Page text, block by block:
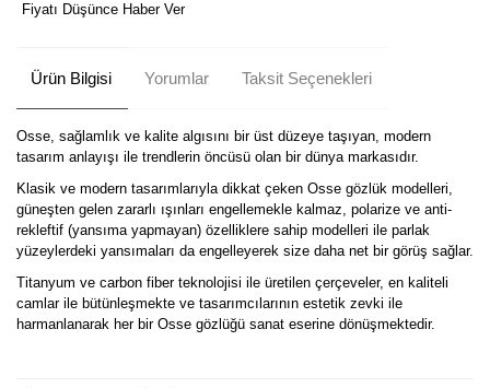
Fiyatı Düşünce Haber Ver
Ürün Bilgisi Yorumlar Taksit Seçenekleri
Osse, sağlamlık ve kalite algısını bir üst düzeye taşıyan, modern
tasarım anlayışı ile trendlerin öncüsü olan bir dünya markasıdır.
Klasik ve modern tasarımlarıyla dikkat çeken Osse gözlük modelleri,
güneşten gelen zararlı ışınları engellemekle kalmaz, polarize ve anti-
rekleftif (yansıma yapmayan) özelliklere sahip modelleri ile parlak
yüzeylerdeki yansımaları da engelleyerek size daha net bir görüş sağlar.
Titanyum ve carbon fiber teknolojisi ile üretilen çerçeveler, en kaliteli
camlar ile bütünleşmekte ve tasarımcılarının estetik zevki ile
harmanlanarak her bir Osse gözlüğü sanat eserine dönüşmektedir.